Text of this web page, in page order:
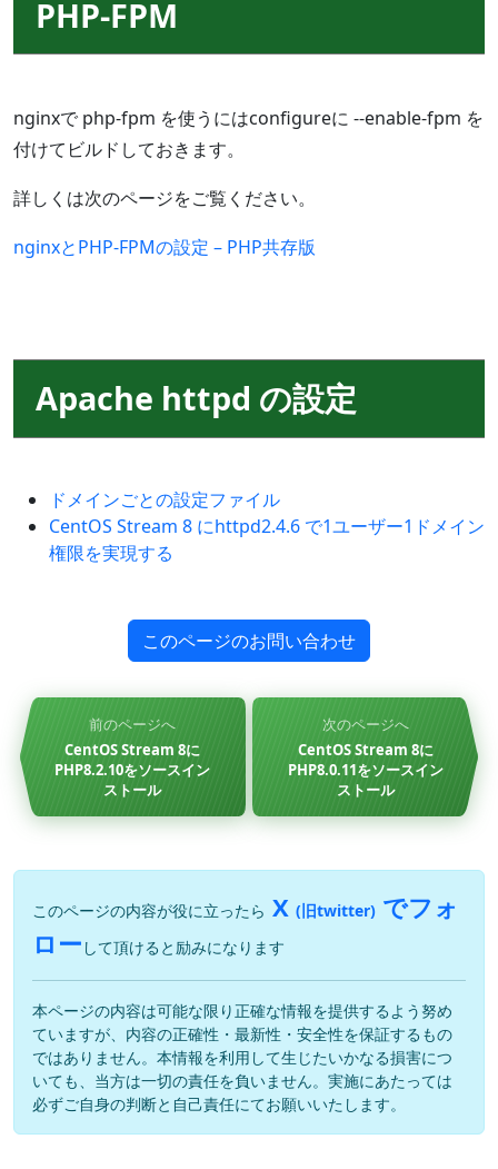
PHP-FPM
nginxで php-fpm を使うにはconfigureに --enable-fpm を
付けてビルドしておきます。
詳しくは次のページをご覧ください。
nginxとPHP-FPMの設定 – PHP共存版
Apache httpd の設定
ドメインごとの設定ファイル
CentOS Stream 8 にhttpd2.4.6 で1ユーザー1ドメイン
権限を実現する
このページのお問い合わせ
前のページへ
CentOS Stream 8に
PHP8.2.10をソースイン
ストール
次のページへ
CentOS Stream 8に
PHP8.0.11をソースイン
ストール
このページの内容が役に立ったら X (旧twitter) でフォ
ロー して頂けると励みになります
本ページの内容は可能な限り正確な情報を提供するよう努め
ていますが、内容の正確性・最新性・安全性を保証するもの
ではありません。本情報を利用して生じたいかなる損害につ
いても、当方は一切の責任を負いません。実施にあたっては
必ずご自身の判断と自己責任にてお願いいたします。